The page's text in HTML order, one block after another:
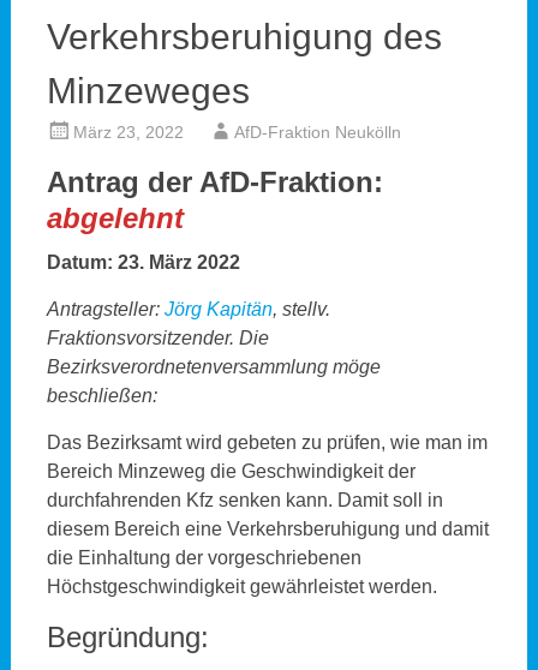
Verkehrsberuhigung des
Minzeweges
März 23, 2022 AfD-Fraktion Neukölln
Antrag der AfD-Fraktion:
abgelehnt
Datum: 23. März 2022
Antragsteller: Jörg Kapitän, stellv.
Fraktionsvorsitzender. Die
Bezirksverordnetenversammlung möge
beschließen:
Das Bezirksamt wird gebeten zu prüfen, wie man im
Bereich Minzeweg die Geschwindigkeit der
durchfahrenden Kfz senken kann. Damit soll in
diesem Bereich eine Verkehrsberuhigung und damit
die Einhaltung der vorgeschriebenen
Höchstgeschwindigkeit gewährleistet werden.
Begründung: